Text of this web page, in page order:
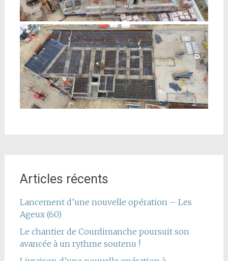
Articles récents
Lancement d’une nouvelle opération – Les
Ageux (60)
Le chantier de Courdimanche poursuit son
avancée à un rythme soutenu !